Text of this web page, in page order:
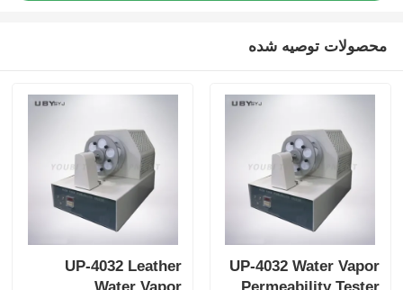
محصولات توصیه شده
UP-4032 Water Vapor
UP-4032 Leather